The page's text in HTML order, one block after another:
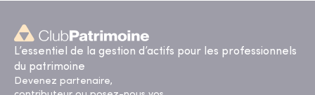
L’essentiel de la gestion d’actifs pour les professionnels
du patrimoine
Devenez partenaire,